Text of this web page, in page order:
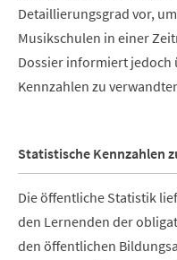
Detaillierungsgrad vor,
Musikschulen in einer
Dossier informiert jedoch
Kennzahlen zu
Statistische Kennzahlen
Die öffentliche Statistik
den Lernenden der
den öffentlichen